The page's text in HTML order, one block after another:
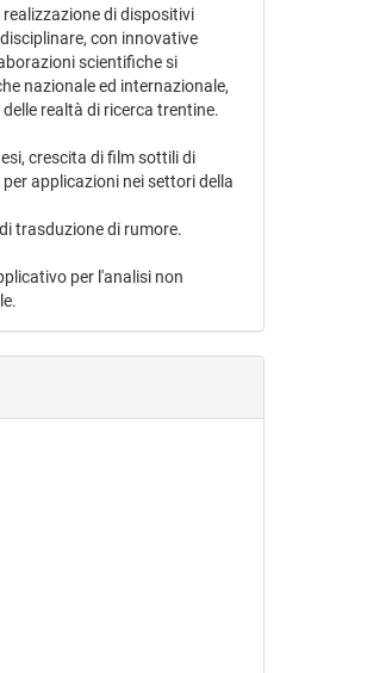
di dispositivi
con innovative
scientifiche si
nazionale ed internazionale,
realtà di ricerca trentine.
crescita di film sottili di
applicazioni nei settori della
trasduzione di rumore.
per l'analisi non